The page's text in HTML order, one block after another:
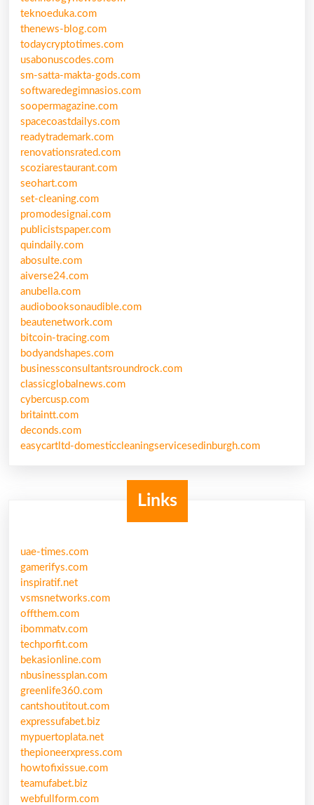
teknoeduka.com
thenews-blog.com
todaycryptotimes.com
usabonuscodes.com
sm-satta-makta-gods.com
softwaredegimnasios.com
soopermagazine.com
spacecoastdailys.com
readytrademark.com
renovationsrated.com
scoziarestaurant.com
seohart.com
set-cleaning.com
promodesignai.com
publicistspaper.com
quindaily.com
abosulte.com
aiverse24.com
anubella.com
audiobooksonaudible.com
beautenetwork.com
bitcoin-tracing.com
bodyandshapes.com
businessconsultantsroundrock.com
classicglobalnews.com
cybercusp.com
britaintt.com
deconds.com
easycartltd-domesticcleaningservicesedinburgh.com
Links
uae-times.com
gamerifys.com
inspiratif.net
vsmsnetworks.com
offthem.com
ibommatv.com
techporfit.com
bekasionline.com
nbusinessplan.com
greenlife360.com
cantshoutitout.com
expressufabet.biz
mypuertoplata.net
thepioneerxpress.com
howtofixissue.com
teamufabet.biz
webfullform.com